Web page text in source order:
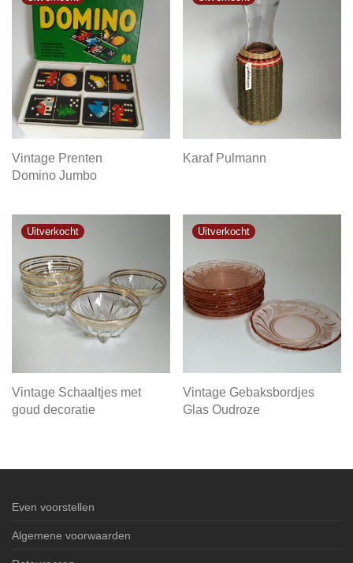
Vintage Prenten
Domino Jumbo
Karaf Pulmann
Vintage Schaaltjes met
goud decoratie
Vintage Gebaksbordjes
Glas Oudroze
Even voorstellen
Algemene voorwaarden